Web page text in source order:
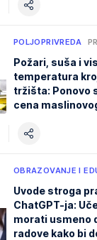
POLJOPRIVREDA
Požari, suša i
temperatura
tržišta: Ponovo
cena
OBRAZOVANJE I
Uvode stroga
ChatGPT-ja:
morati usmeno
radove kako bi